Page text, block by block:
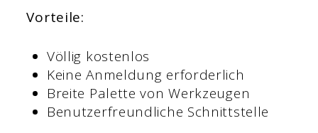
Vorteile:
Völlig kostenlos
Keine Anmeldung erforderlich
Breite Palette von Werkzeugen
Benutzerfreundliche Schnittstelle